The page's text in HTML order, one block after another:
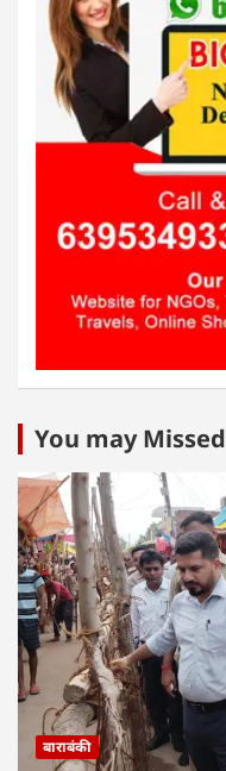
You may Missed
बाराबंकी